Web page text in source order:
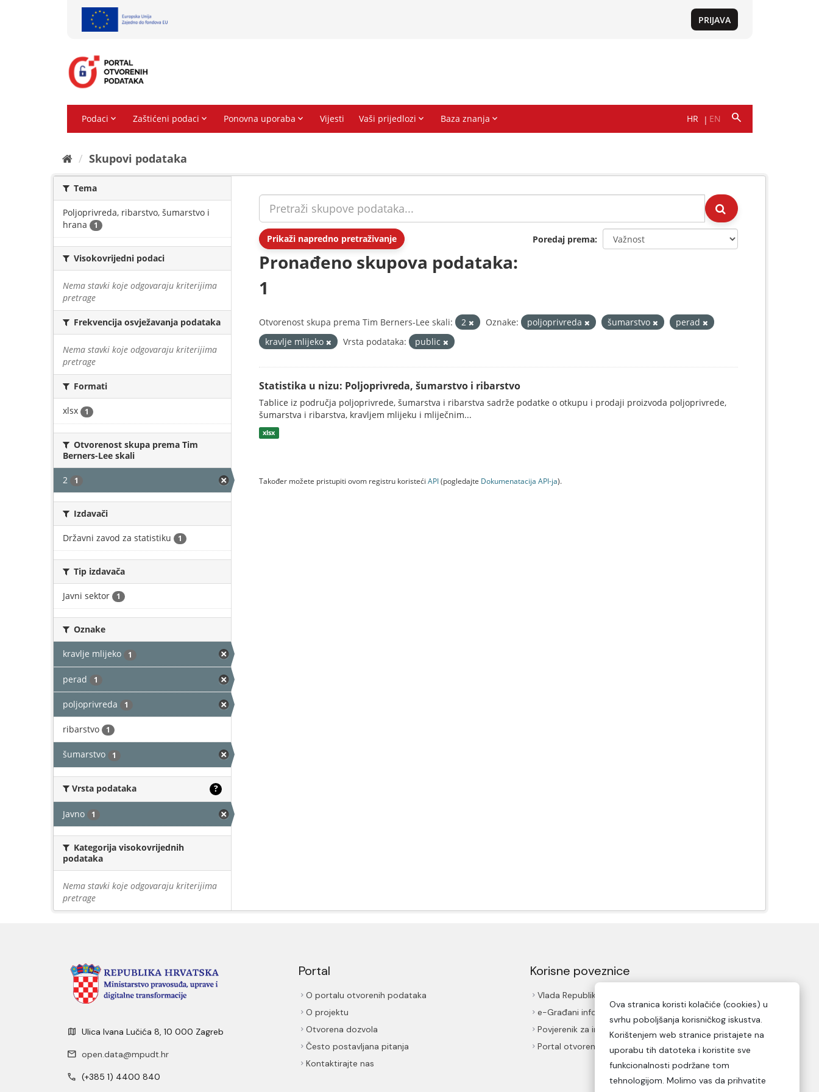
Skupovi podаtаkа
Tema
Poljoprivreda, ribarstvo, šumarstvo i
hrana
1
Visokovrijedni podaci
Nema stavki koje odgovaraju kriterijima
pretrage
Frekvencija osvježavanja podataka
Nema stavki koje odgovaraju kriterijima
pretrage
Formati
xlsx 1
Otvorenost skupa prema Tim
Berners-Lee skali
2 1
Izdavači
Državni zavod za statistiku 1
Tip izdavača
Javni sektor 1
Oznake
kravlje mlijeko 1
perad 1
poljoprivreda 1
ribarstvo 1
šumarstvo 1
Vrsta podataka ?
Javno 1
Kategorija visokovrijednih
podataka
Nema stavki koje odgovaraju kriterijima
pretrage
Prikaži napredno pretraživanje Poredaj prema
Pronađeno skupova podataka:
1
Otvorenost skupa prema Tim Berners-Lee skali: 2 Oznake: poljoprivreda šumarstvo
perad
kravlje mlijeko
Vrsta podataka: public
Statistika u nizu: Poljoprivreda, šumarstvo i ribarstvo
Tablice iz područja poljoprivrede, šumarstva i ribarstva sadrže podatke o otkupu i prodaji proizvoda poljoprivrede,
šumarstva i ribarstva, kravljem mlijeku i mliječnim...
xlsx
Također možete pristupiti ovom registru koristeći API(pogledajte Dokumenаtаcijа API-jа).